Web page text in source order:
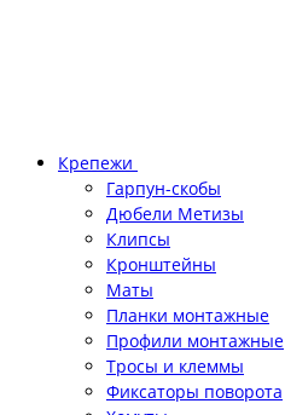
Крепежи
Гарпун-скобы
Дюбели Метизы
Клипсы
Кронштейны
Маты
Планки монтажные
Профили монтажные
Тросы и клеммы
Фиксаторы поворота